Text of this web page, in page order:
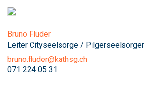
Bruno Fluder
Leiter Cityseelsorge / Pilgerseelsorger
bruno.fluder@kathsg.ch
071 224 05 31